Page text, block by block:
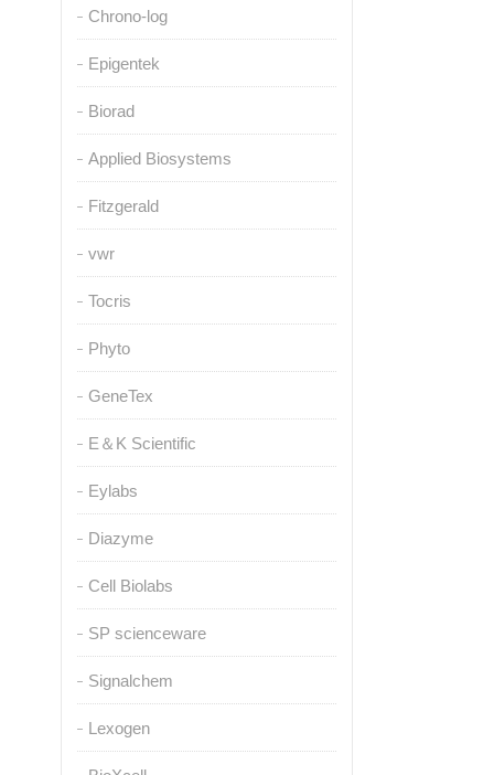
Chrono-log
Epigentek
Biorad
Applied Biosystems
Fitzgerald
vwr
Tocris
Phyto
GeneTex
E＆K Scientific
Eylabs
Diazyme
Cell Biolabs
SP scienceware
Signalchem
Lexogen